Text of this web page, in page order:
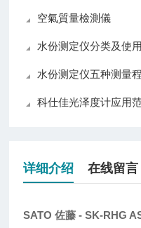
空氣質量檢測儀
水份测定仪分类及使
水份测定仪五种测量
科仕佳光泽度计应用
详细介绍 在线留言
SATO 佐藤 - SK-RHG